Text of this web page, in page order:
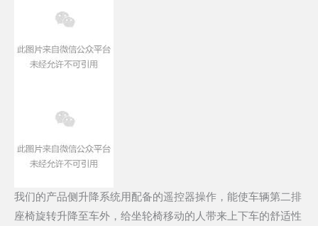
我们的产品侧升降系统用配备的遥控器操作，能使车辆第二排
座椅旋转升降至车外，给坐轮椅移动的人带来上下车的舒适性